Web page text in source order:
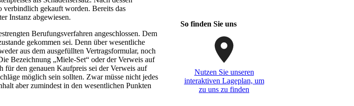
verbindlich gekauft worden. Bereits das
Instanz abgewiesen.
Berufungsverfahren angeschlossen. Dem
gekommen sei. Denn über wesentliche
aus dem ausgefüllten Vertragsformular, noch
Bezeichnung „Miele-Set“ oder der Verweis auf
für den genauen Kaufpreis sei der Verweis auf
möglich sein sollten. Zwar müsse nicht jedes
aber zumindest in den wesentlichen Punkten
So finden Sie uns
Nutzen Sie unseren
interaktiven La­ge­plan, um
zu uns zu finden